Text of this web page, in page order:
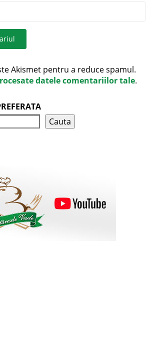
Akismet pentru a reduce spamul.
datele comentariilor tale.
Cauta